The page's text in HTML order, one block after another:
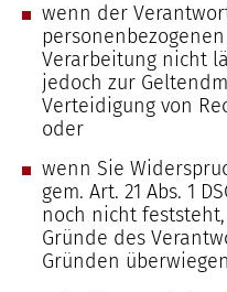
wenn der
Verarbeitung nicht
jedoch zur
Verteidigung von
oder
wenn Sie
gem. Art. 21 Abs. 1
noch nicht
Gründe des
Gründen